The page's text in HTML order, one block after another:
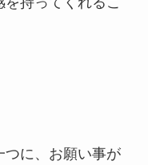
つに、お願い事が